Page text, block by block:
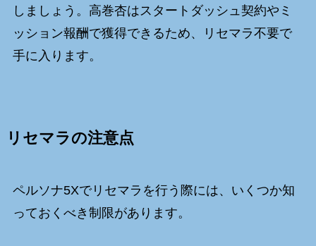
しましょう。高巻杏はスタートダッシュ契約やミ
ッション報酬で獲得できるため、リセマラ不要で
手に入ります。
リセマラの注意点
ペルソナ5Xでリセマラを行う際には、いくつか知
っておくべき制限があります。